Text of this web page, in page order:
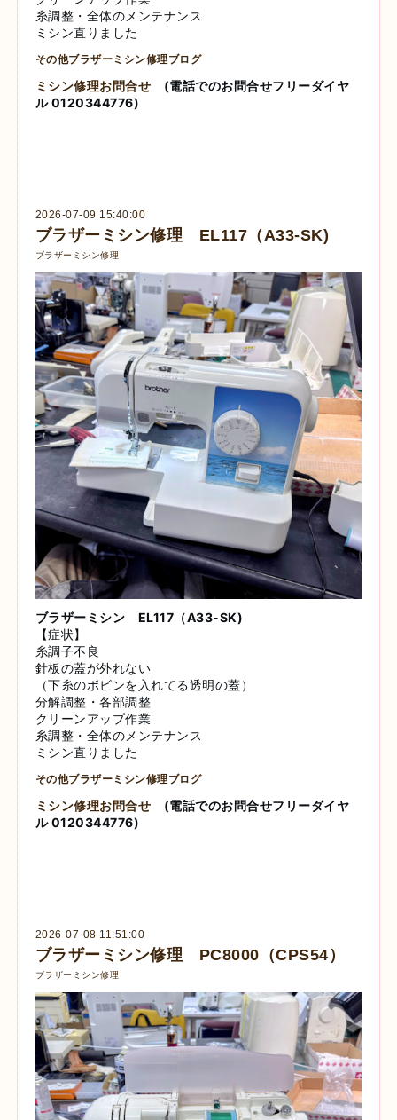
糸調整・全体のメンテナンス
ミシン直りました
その他ブラザーミシン修理ブログ
ミシン修理お問合せ
(電話でのお問合せフリーダイヤ
ル 0120344776)
2026-07-09 15:40:00
ブラザーミシン修理 EL117（A33-SK)
ブラザーミシン修理
ブラザーミシン EL117（A33-SK)
【症状】
糸調子不良
針板の蓋が外れない
（下糸のボビンを入れてる透明の蓋）
分解調整・各部調整
クリーンアップ作業
糸調整・全体のメンテナンス
ミシン直りました
その他ブラザーミシン修理ブログ
ミシン修理お問合せ
(電話でのお問合せフリーダイヤ
ル 0120344776)
2026-07-08 11:51:00
ブラザーミシン修理 PC8000（CPS54）
ブラザーミシン修理